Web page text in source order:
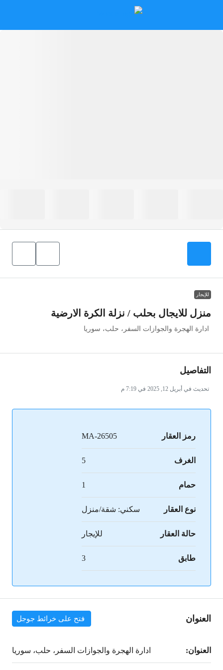
للإيجار
منزل للايجال بحلب / نزلة الكرة الارضية
ادارة الهجرة والجوازات السفر، حلب، سوريا
التفاصيل
تحديث في أبريل 12, 2025 في 7:19 م
رمز العقار MA-26505
الغرف 5
حمام 1
نوع العقار سكني: شقة/منزل
حالة العقار للإيجار
طابق 3
العنوان فتح على خرائط جوجل
العنوان: ادارة الهجرة والجوازات السفر، حلب، سوريا